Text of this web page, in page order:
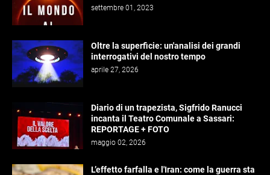
settembre 01, 2023
Oltre la superficie: un'analisi dei grandi
interrogativi del nostro tempo
aprile 27, 2026
Diario di un trapezista, Sigfrido Ranucci
incanta il Teatro Comunale a Sassari:
REPORTAGE + FOTO
maggio 02, 2026
L’effetto farfalla e l'Iran: come la guerra sta